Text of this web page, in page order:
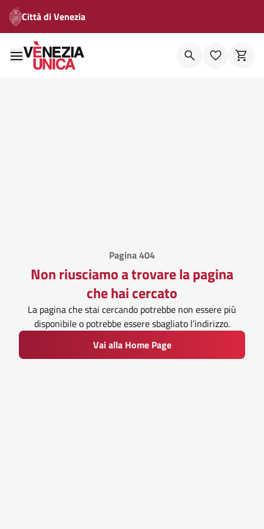
Città di Venezia
Pagina 404
Non riusciamo a trovare la pagina
che hai cercato
La pagina che stai cercando potrebbe non essere più
disponibile o potrebbe essere sbagliato l’indirizzo.
Vai alla Home Page